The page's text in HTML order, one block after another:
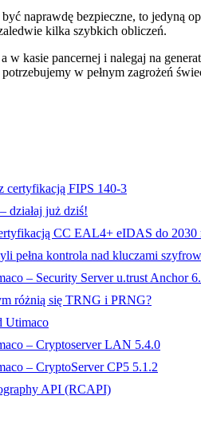
naprawdę bezpieczne, to jedyną
kilka szybkich obliczeń.
w kasie pancernej i nalegaj na
w pełnym zagrożeń
certyfikacją FIPS 140-3
działaj już dziś!
CC EAL4+ eIDAS do 2030
pełna kontrola nad kluczami
– Security Server u.trust Anchor
różnią się TRNG i PRNG?
Utimaco
– Cryptoserver LAN 5.4.0
– CryptoServer CP5 5.1.2
API (RCAPI)